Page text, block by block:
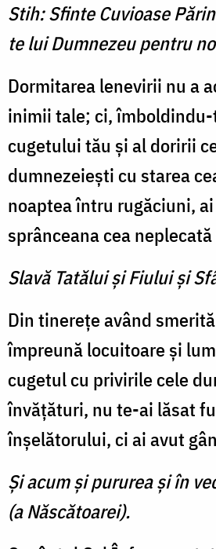
Stih: Sfinte Cuvioase
te lui Dumnezeu pentru
Dormitarea lenevirii nu a
inimii tale; ci,
cugetului tău şi al doririi
dumnezeieşti cu starea
noaptea întru rugăciuni,
sprânceana cea
Slavă Tatălui şi Fiului şi
Din tinereţe având
împreună locuitoare şi
cugetul cu privirile cele
învăţături, nu te-ai lăsat
înşelătorului, ci ai avut
Şi acum şi pururea şi în
(a Născătoarei).